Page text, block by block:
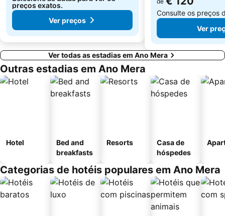
preços exatos.
Ver preços
Consulte os preços
Ver
Ver todas as estadias em Ano Mera
Outras estadias em Ano Mera
Hotel
Bed and
breakfasts
Resorts
Casa de
hóspedes
Categorias de hotéis populares em Ano Mera